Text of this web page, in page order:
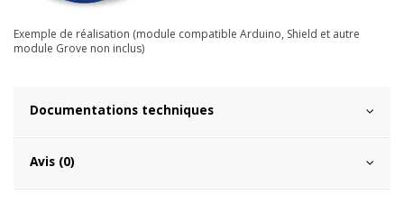
Exemple de réalisation (module compatible Arduino, Shield et autre
module Grove non inclus)
Documentations techniques
Avis (0)